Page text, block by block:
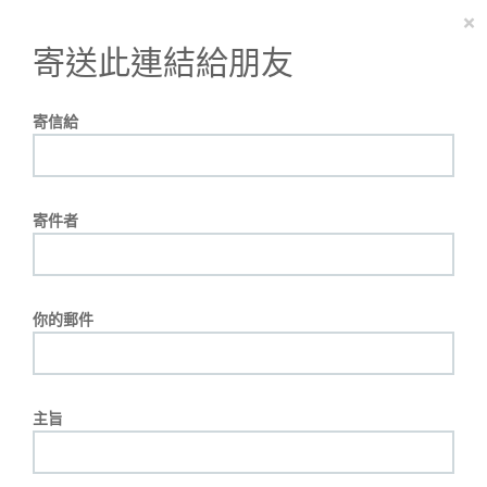
寄送此連結給朋友
×
寄信給
寄件者
你的郵件
主旨